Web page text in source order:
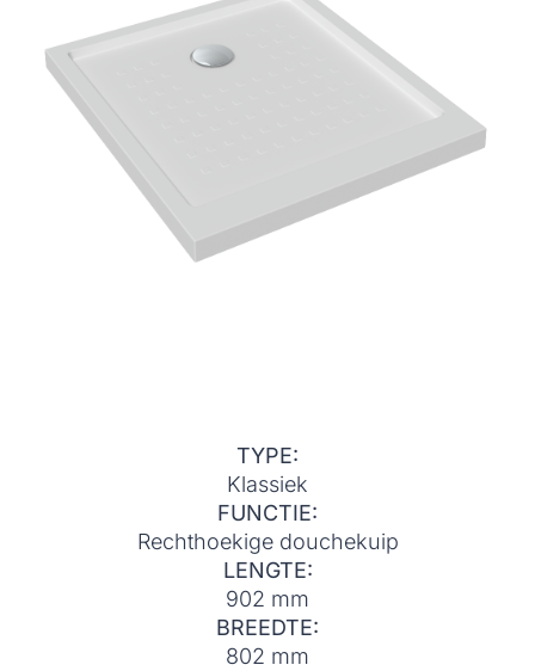
TYPE:
Klassiek
FUNCTIE:
Rechthoekige douchekuip
LENGTE:
902 mm
BREEDTE:
802 mm